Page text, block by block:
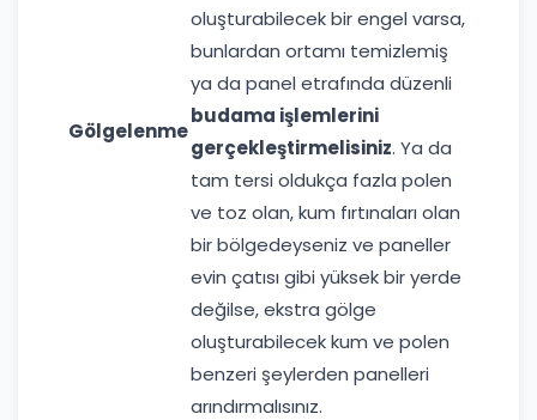
Gölgelenme
oluşturabilecek bir engel varsa,
bunlardan ortamı temizlemiş
ya da panel etrafında düzenli
budama işlemlerini
gerçekleştirmelisiniz. Ya da
tam tersi oldukça fazla polen
ve toz olan, kum fırtınaları olan
bir bölgedeyseniz ve paneller
evin çatısı gibi yüksek bir yerde
değilse, ekstra gölge
oluşturabilecek kum ve polen
benzeri şeylerden panelleri
arındırmalısınız.